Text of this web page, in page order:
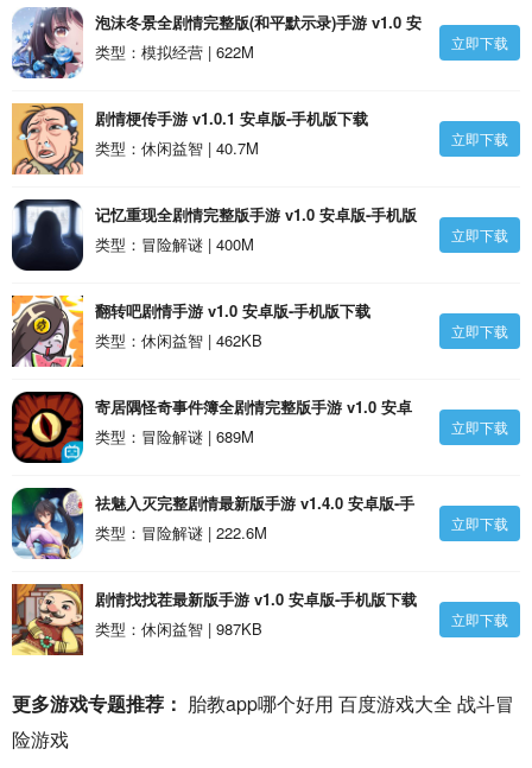
泡沫冬景全剧情完整版(和平默示录)手游 v1.0 安
卓版-手机版下载
类型：模拟经营 | 622M 立即下载
剧情梗传手游 v1.0.1 安卓版-手机版下载
类型：休闲益智 | 40.7M
立即下载
记忆重现全剧情完整版手游 v1.0 安卓版-手机版
下载
类型：冒险解谜 | 400M 立即下载
翻转吧剧情手游 v1.0 安卓版-手机版下载
类型：休闲益智 | 462KB
立即下载
寄居隅怪奇事件簿全剧情完整版手游 v1.0 安卓
版-手机版下载
类型：冒险解谜 | 689M 立即下载
祛魅入灭完整剧情最新版手游 v1.4.0 安卓版-手
机版下载
类型：冒险解谜 | 222.6M 立即下载
剧情找找茬最新版手游 v1.0 安卓版-手机版下载
类型：休闲益智 | 987KB
立即下载
更多游戏专题推荐： 胎教app哪个好用 百度游戏大全 战斗冒
险游戏